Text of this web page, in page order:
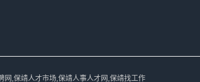
网,保靖人才市场,保靖人事人才网,保靖找工作